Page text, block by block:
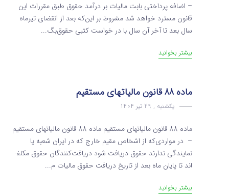
– اضافه پرداختی بابت مالیات بر درآمد حقوق طبق مقررات این
قانون مسترد خواهد شد مشروط بر این‌که بعد از انقضای تیرماه
سال بعد ‌تا آخر آن سال با در خواست کتبی حقوق‌بگ...
بیشتر بخوانید
ماده 88 قانون مالیاتهای مستقیم
یکشنبه , 29 تیر 1404
ماده 88 قانون مالیاتهای مستقیم ماده 88 قانون مالیاتهای مستقیم
– در مواردی‌که از اشخاص مقیم خارج که در ایران شعبه یا
نمایندگی ندارند حقوق دریافت شود دریافت‌کنندگان حقوق مکلف­
اند تا پایان ماه بعد از تاریخ دریافت حقوق مالیات م...
بیشتر بخوانید